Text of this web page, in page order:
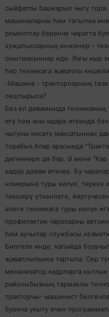
сыйфатлы башкарып чыгу
машиналарны һәм тагылма
ремонтлау беренче чиратта
хуҗалыкларның инженер -
онытмасыннар иде. Язгы кыр
һәр техникага җаваплы
-Машина - тракторларның
оештырыла?
Без ел дәвамында
итү һәм аны идарә иткәндә
чыгуны кисәтү максатыннан
торабыз.Алар арасында
дигәннәре дә бар. Ә менә "Кар
кадәр дәвам итәчәк. Бу
номерына туры килүе, теркәү
тикшерү үткәнлеге,
әлеге техникага туры килүе
профилактик чараларны
һәм аучылар службасы
Билгеле инде, кагыйдә
җаваплылыкка тартыла. Сер
механизатор кадрларга
районыбызның тармаклы
тракторчы- машинист
буенча укыту өчен